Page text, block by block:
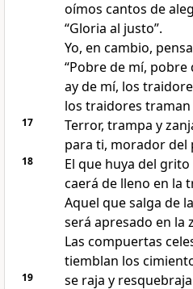
oímos cantos de
“Gloria al justo”.
Yo, en cambio,
“Pobre de mí, pobre
ay de mí, los
los traidores traman
17
Terror, trampa y
para ti, morador del
18
El que huya del
caerá de lleno en la
Aquel que salga de
será apresado en la
Las compuertas
tiemblan los
19 se raja y